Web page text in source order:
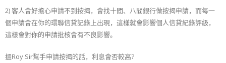
2) 客人會好擔心申請不到按揭，會找十間、八間銀行做按揭申請，而每一
個申請會在你的環聯信貸記錄上出現，這樣就會影響個人信貸紀錄評級，
這樣會對你的申請批核會有不良影響。
搵Roy Sir幫手申請按揭的話，利息會否較高?